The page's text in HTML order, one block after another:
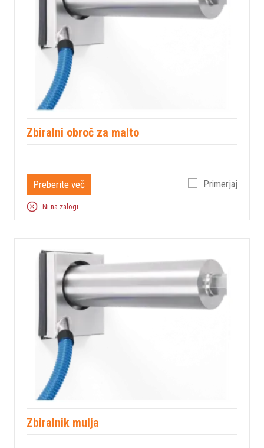
Zbiralni obroč za malto
Preberite več Primerjaj
Ni na zalogi
Zbiralnik mulja